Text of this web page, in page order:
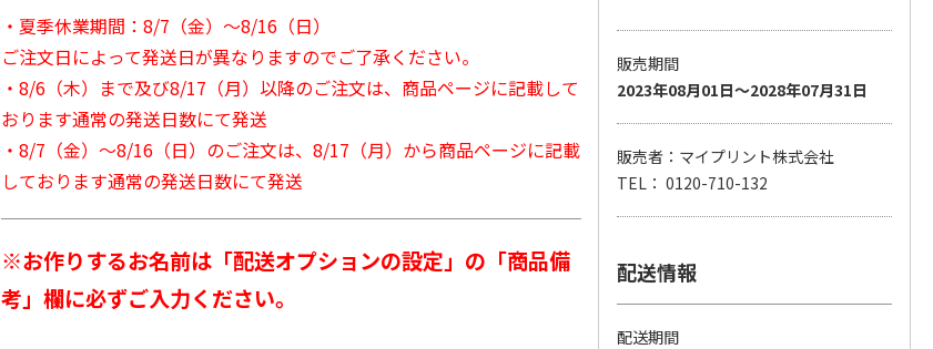
・夏季休業期間：8/7（金）～8/16（日）
ご注文日によって発送日が異なりますのでご了承ください。
・8/6（木）まで及び8/17（月）以降のご注文は、商品ページに記載して
おります通常の発送日数にて発送
・8/7（金）～8/16（日）のご注文は、8/17（月）から商品ページに記載
しております通常の発送日数にて発送
※お作りするお名前は「配送オプションの設定」の「商品備
考」欄に必ずご入力ください。
販売期間
2023年08月01日～2028年07月31日
販売者：マイプリント株式会社
TEL： 0120-710-132
配送情報
配送期間